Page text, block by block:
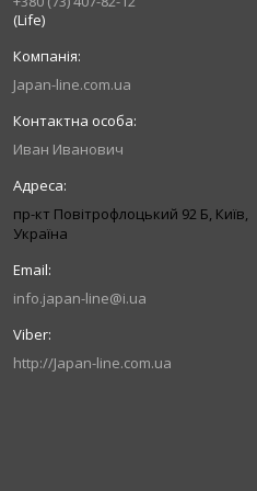
(Life)
Japan-line.com.ua
Иван Иванович
пр-кт Повітрофлоцький 92 Б, Київ,
Україна
info.japan-line@i.ua
http://Japan-line.com.ua